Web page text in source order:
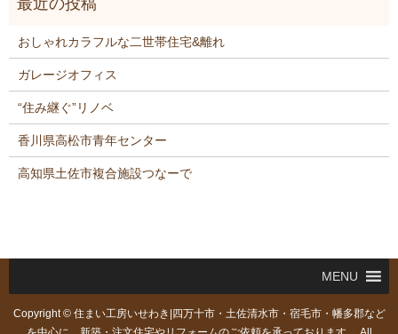
おしゃれカラフルな二世帯住宅&離れ
ガレージオフィス
“住み継ぐ”リノベ
香川県高松市青年センター
高知県土佐市複合施設つなーで
MENU
Copyright © 住まい工房いせわき|四万十市・土佐清水市・宿毛市・幡多郡など